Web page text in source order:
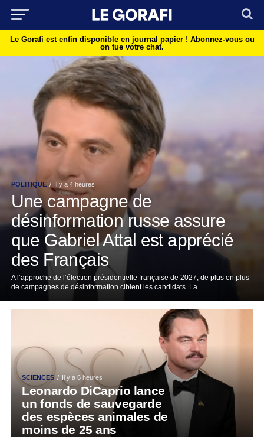
Le Gorafi est enfin disponible en journal papier ! Abonnez-vous ou
on tue votre chat.
POLITIQUE Il y a 4 heures
Une campagne de
désinformation russe assure
que Gabriel Attal est apprécié
des Français
A l’approche de l’élection présidentielle française de 2027, de plus en plus
de campagnes de désinformation ciblent les candidats. La...
SCIENCES Il y a 6 heures
Leonardo DiCaprio lance
un fonds de sauvegarde
des espèces animales de
moins de 25 ans